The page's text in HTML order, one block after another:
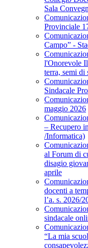
Sala
Provinciale
Campo” -
l'Onorevole
terra, semi di
Sindacale
maggio 2026
– Recupero
/Informatica)
al Forum di
disagio
aprile
docenti a
l’a. s. 2026/
sindacale
“La mia